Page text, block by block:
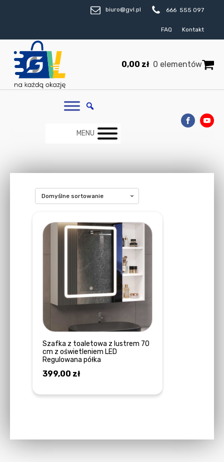
biuro@gvl.pl 666 555 097
FAQ Kontakt
0,00 zł 0 elementów
MENU
Szafka z toaletowa z lustrem 70
cm z oświetleniem LED
Regulowana półka
399,00 zł